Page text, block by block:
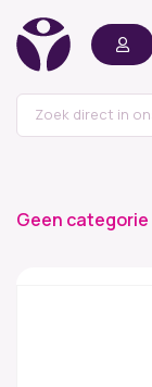
Geen categorie